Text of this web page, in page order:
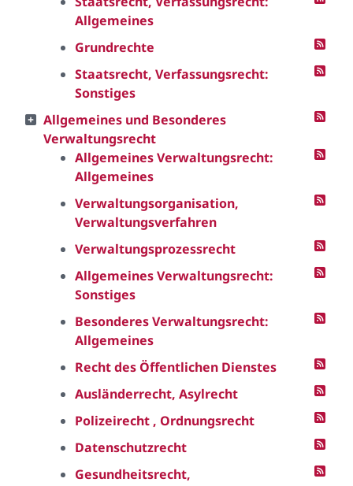
Allgemeines
Grundrechte
Staatsrecht, Verfassungsrecht:
Sonstiges
Allgemeines und Besonderes
Verwaltungsrecht
Allgemeines Verwaltungsrecht:
Allgemeines
Verwaltungsorganisation,
Verwaltungsverfahren
Verwaltungsprozessrecht
Allgemeines Verwaltungsrecht:
Sonstiges
Besonderes Verwaltungsrecht:
Allgemeines
Recht des Öffentlichen Dienstes
Ausländerrecht, Asylrecht
Polizeirecht , Ordnungsrecht
Datenschutzrecht
Gesundheitsrecht,